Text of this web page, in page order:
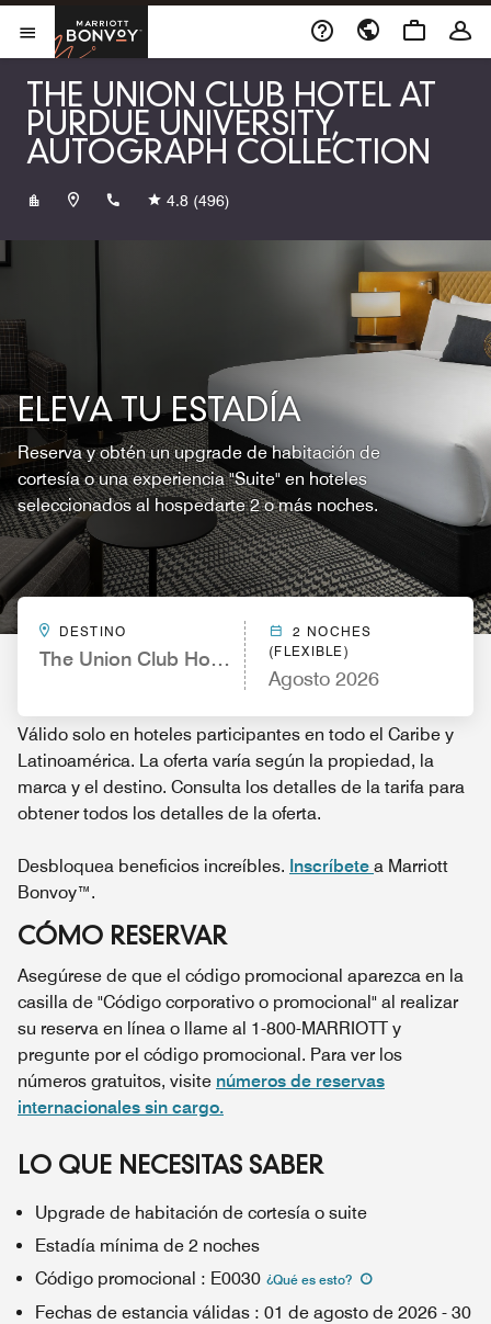
Skip to Content
Abrir el menú
Marriott Bonvoy
THE UNION CLUB HOTEL AT
PURDUE UNIVERSITY,
AUTOGRAPH COLLECTION
+17654948922
4.8 (496)
ELEVA TU ESTADÍA
Reserva y obtén un upgrade de habitación de
cortesía o una experiencia "Suite" en hoteles
seleccionados al hospedarte 2 o más noches.
DESTINO
The Union Club Hotel at Purdue University,
2 NOCHES
(FLEXIBLE)
Agosto 2026
Válido solo en hoteles participantes en todo el Caribe y
Latinoamérica. La oferta varía según la propiedad, la
marca y el destino. Consulta los detalles de la tarifa para
obtener todos los detalles de la oferta.
Desbloquea beneficios increíbles. Inscríbete a Marriott
Bonvoy™.
CÓMO RESERVAR
Asegúrese de que el código promocional aparezca en la
casilla de "Código corporativo o promocional" al realizar
su reserva en línea o llame al 1-800-MARRIOTT y
pregunte por el código promocional. Para ver los
números gratuitos, visite números de reservas
internacionales sin cargo.
LO QUE NECESITAS SABER
Upgrade de habitación de cortesía o suite
Estadía mínima de 2 noches
Código promocional : E0030 ¿Qué es esto?
Fechas de estancia válidas : 01 de agosto de 2026 - 30